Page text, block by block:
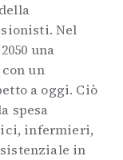
Nel
una
un
a oggi. Ciò
spesa
infermieri,
in